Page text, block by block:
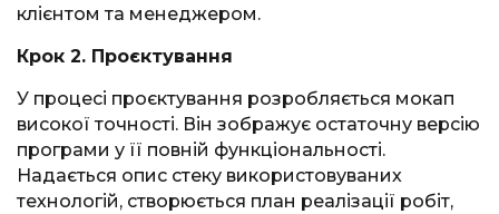
клієнтом та менеджером.
Крок 2. Проєктування
У процесі проєктування розробляється мокап
високої точності. Він зображує остаточну версію
програми у її повній функціональності.
Надається опис стеку використовуваних
технологій, створюється план реалізації робіт,